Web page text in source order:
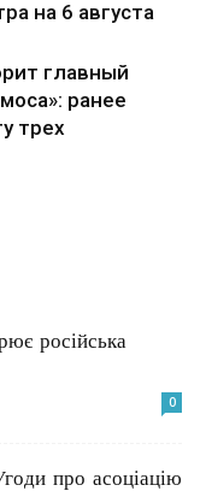
на 6 августа
главный
ранее
трех
російська
0
про асоціацію